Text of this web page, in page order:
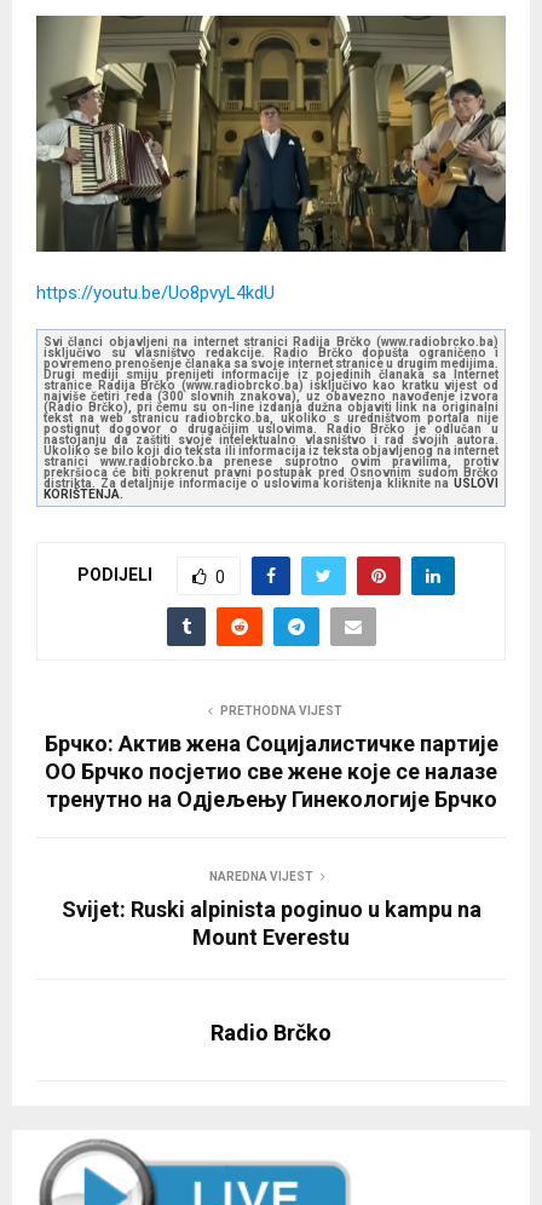
https://youtu.be/Uo8pvyL4kdU
Svi članci objavljeni na internet stranici Radija Brčko (www.radiobrcko.ba)
isključivo su vlasništvo redakcije. Radio Brčko dopušta ograničeno i
povremeno prenošenje članaka sa svoje internet stranice u drugim medijima.
Drugi mediji smiju prenijeti informacije iz pojedinih članaka sa Internet
stranice Radija Brčko (www.radiobrcko.ba) isključivo kao kratku vijest od
najviše četiri reda (300 slovnih znakova), uz obavezno navođenje izvora
(Radio Brčko), pri čemu su on-line izdanja dužna objaviti link na originalni
tekst na web stranicu radiobrcko.ba, ukoliko s uredništvom portala nije
postignut dogovor o drugačijim uslovima. Radio Brčko je odlučan u
nastojanju da zaštiti svoje intelektualno vlasništvo i rad svojih autora.
Ukoliko se bilo koji dio teksta ili informacija iz teksta objavljenog na internet
stranici www.radiobrcko.ba prenese suprotno ovim pravilima, protiv
prekršioca će biti pokrenut pravni postupak pred Osnovnim sudom Brčko
distrikta. Za detaljnije informacije o uslovima korištenja kliknite na USLOVI
KORIŠTENJA.
PODIJELI 0
PRETHODNA VIJEST
Брчко: Актив жена Социјалистичке партије
ОО Брчко посјетио све жене које се налазе
тренутно на Одјељењу Гинекологије Брчко
NAREDNA VIJEST
Svijet: Ruski alpinista poginuo u kampu na
Mount Everestu
Radio Brčko